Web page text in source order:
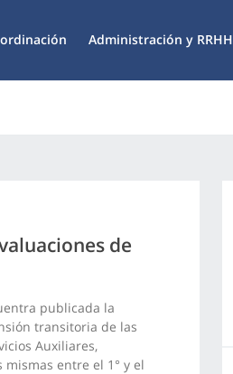
Administración y RRHH
de
publicada la
transitoria de las
Auxiliares,
entre el 1° y el